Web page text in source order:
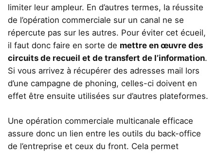
limiter leur ampleur. En d’autres termes, la réussite
de l’opération commerciale sur un canal ne se
répercute pas sur les autres. Pour éviter cet écueil,
il faut donc faire en sorte de mettre en œuvre des
circuits de recueil et de transfert de l’information.
Si vous arrivez à récupérer des adresses mail lors
d’une campagne de phoning, celles-ci doivent en
effet être ensuite utilisées sur d’autres plateformes.
Une opération commerciale multicanale efficace
assure donc un lien entre les outils du back-office
de l’entreprise et ceux du front. Cela permet